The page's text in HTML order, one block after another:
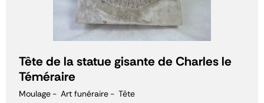
Tête de la statue gisante de Charles le
Téméraire
Moulage Art funéraire Tête